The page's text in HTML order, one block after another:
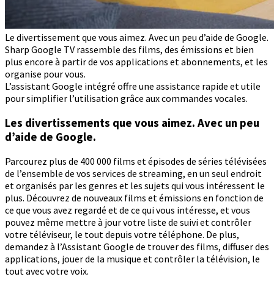
Le divertissement que vous aimez. Avec un peu d’aide de Google.
Sharp Google TV rassemble des films, des émissions et bien
plus encore à partir de vos applications et abonnements, et les
organise pour vous.
L’assistant Google intégré offre une assistance rapide et utile
pour simplifier l’utilisation grâce aux commandes vocales.
Les divertissements que vous aimez. Avec un peu
d’aide de Google.
Parcourez plus de 400 000 films et épisodes de séries télévisées
de l’ensemble de vos services de streaming, en un seul endroit
et organisés par les genres et les sujets qui vous intéressent le
plus. Découvrez de nouveaux films et émissions en fonction de
ce que vous avez regardé et de ce qui vous intéresse, et vous
pouvez même mettre à jour votre liste de suivi et contrôler
votre téléviseur, le tout depuis votre téléphone. De plus,
demandez à l’Assistant Google de trouver des films, diffuser des
applications, jouer de la musique et contrôler la télévision, le
tout avec votre voix.